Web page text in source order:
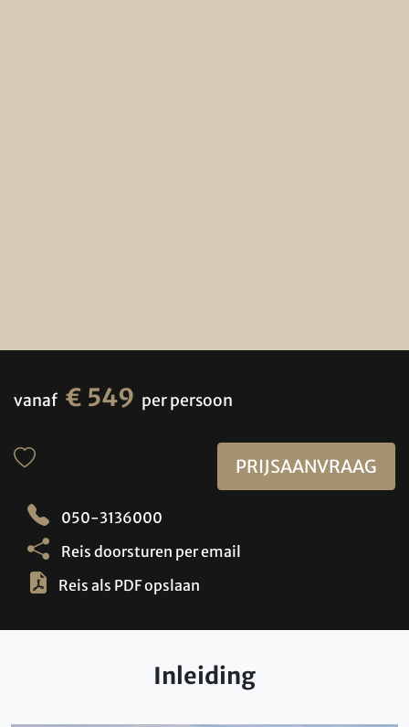
vanaf € 549 per persoon
PRIJSAANVRAAG
050-3136000
Reis doorsturen per email
Reis als PDF opslaan
Inleiding